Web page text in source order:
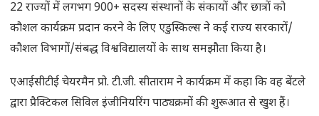
22 राज्यों में लगभग 900+ सदस्य संस्थानों के संकायों और छात्रों को
कौशल कार्यक्रम प्रदान करने के लिए एडुस्किल्स ने कई राज्य सरकारों/
कौशल विभागों/संबद्ध विश्वविद्यालयों के साथ समझौता किया है।
एआईसीटीई चेयरमैन प्रो. टी.जी. सीताराम ने कार्यक्रम में कहा कि वह बेंटले
द्वारा प्रैक्टिकल सिविल इंजीनियरिंग पाठ्यक्रमों की शुरूआत से खुश हैं।